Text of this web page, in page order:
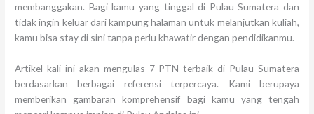
membanggakan. Bagi kamu yang tinggal di Pulau Sumatera dan
tidak ingin keluar dari kampung halaman untuk melanjutkan kuliah,
kamu bisa stay di sini tanpa perlu khawatir dengan pendidikanmu.
Artikel kali ini akan mengulas 7 PTN terbaik di Pulau Sumatera
berdasarkan berbagai referensi terpercaya. Kami berupaya
memberikan gambaran komprehensif bagi kamu yang tengah